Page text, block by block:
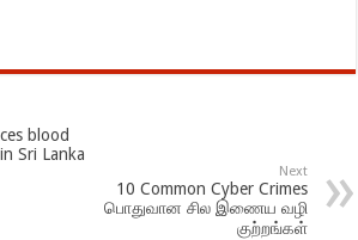
blood
Sri Lanka
Next
10 Common Cyber Crimes
பொதுவான சில இணைய வழி
குற்றங்கள்